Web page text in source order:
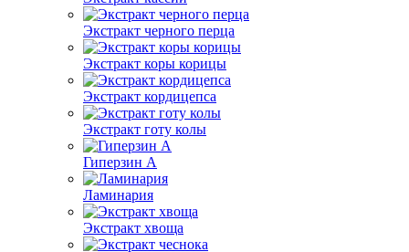
Экстракт черного перца
Экстракт коры корицы
Экстракт кордицепса
Экстракт готу колы
Гиперзин А
Ламинария
Экстракт хвоща